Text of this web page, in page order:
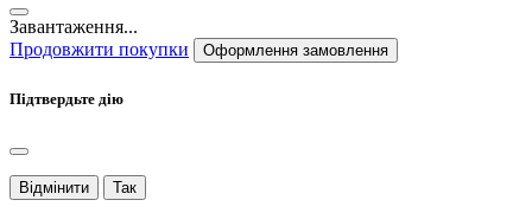
Завантаження...
Продовжити покупки
Оформлення замовлення
Підтвердьте дію
Відмінити Так